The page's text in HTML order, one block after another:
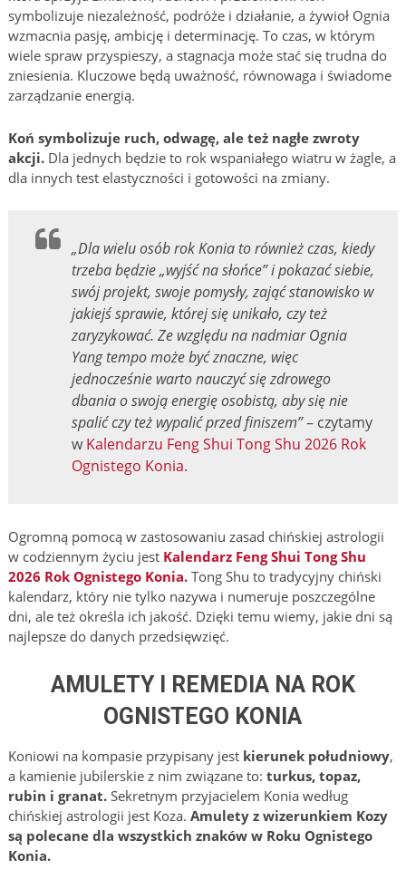
symbolizuje niezależność, podróże i działanie, a żywioł Ognia
wzmacnia pasję, ambicję i determinację. To czas, w którym
wiele spraw przyspieszy, a stagnacja może stać się trudna do
zniesienia. Kluczowe będą uważność, równowaga i świadome
zarządzanie energią.
Koń symbolizuje ruch, odwagę, ale też nagłe zwroty
akcji.Dla jednych będzie to rok wspaniałego wiatru w żagle, a
dla innych test elastyczności i gotowości na zmiany.
„Dla wielu osób rok Konia to również czas, kiedy
trzeba będzie „wyjść na słońce” i pokazać siebie,
swój projekt, swoje pomysły, zająć stanowisko w
jakiejś sprawie, której się unikało, czy też
zaryzykować. Ze względu na nadmiar Ognia
Yang tempo może być znaczne, więc
jednocześnie warto nauczyć się zdrowego
dbania o swoją energię osobistą, aby się nie
spalić czy też wypalić przed finiszem”– czytamy
wKalendarzu Feng Shui Tong Shu 2026 Rok
Ognistego Konia.
Ogromną pomocą w zastosowaniu zasad chińskiej astrologii
w codziennym życiu jest Kalendarz Feng Shui Tong Shu
2026 Rok Ognistego Konia.Tong Shu to tradycyjny chiński
kalendarz, który nie tylko nazywa i numeruje poszczególne
dni, ale też określa ich jakość. Dzięki temu wiemy, jakie dni są
najlepsze do danych przedsięwzięć.
AMULETY I REMEDIA NA ROK
OGNISTEGO KONIA
Koniowi na kompasie przypisany jest kierunek południowy,
a kamienie jubilerskie z nim związane to: turkus, topaz,
rubin i granat.Sekretnym przyjacielem Konia według
chińskiej astrologii jest Koza. Amulety z wizerunkiem Kozy
są polecane dla wszystkich znaków w Roku Ognistego
Konia.